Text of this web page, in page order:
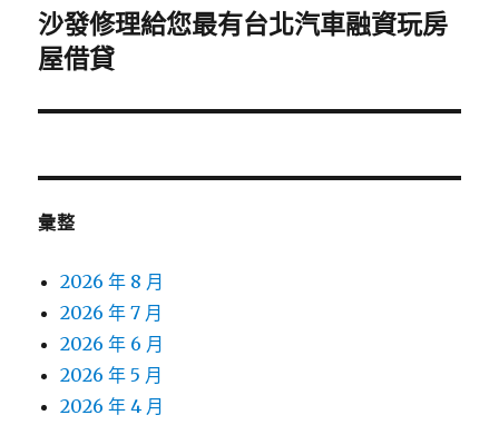
下
一
文
沙發修理給您最有台北汽車融資玩房
屋借貸
彙整
2026 年 8 月
2026 年 7 月
2026 年 6 月
2026 年 5 月
2026 年 4 月